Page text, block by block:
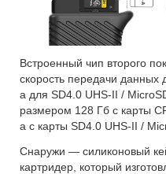
Встроенный чип второго
скорость передачи данных
а для SD4.0 UHS-II /
размером 128 Гб с карты
а с карты SD4.0 UHS-II /
Снаружи — силиконовый
картридер, который